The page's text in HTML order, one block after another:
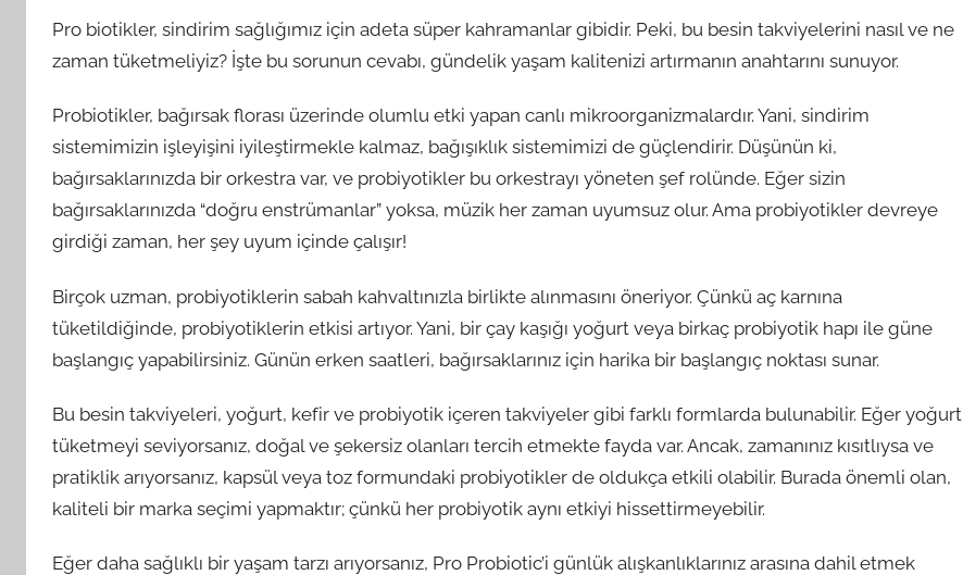
Pro biotikler, sindirim sağlığımız için adeta süper kahramanlar gibidir. Peki, bu besin takviyelerini nasıl ve ne
zaman tüketmeliyiz? İşte bu sorunun cevabı, gündelik yaşam kalitenizi artırmanın anahtarını sunuyor.
Probiotikler, bağırsak florası üzerinde olumlu etki yapan canlı mikroorganizmalardır. Yani, sindirim
sistemimizin işleyişini iyileştirmekle kalmaz, bağışıklık sistemimizi de güçlendirir. Düşünün ki,
bağırsaklarınızda bir orkestra var, ve probiyotikler bu orkestrayı yöneten şef rolünde. Eğer sizin
bağırsaklarınızda “doğru enstrümanlar” yoksa, müzik her zaman uyumsuz olur. Ama probiyotikler devreye
girdiği zaman, her şey uyum içinde çalışır!
Birçok uzman, probiyotiklerin sabah kahvaltınızla birlikte alınmasını öneriyor. Çünkü aç karnına
tüketildiğinde, probiyotiklerin etkisi artıyor. Yani, bir çay kaşığı yoğurt veya birkaç probiyotik hapı ile güne
başlangıç yapabilirsiniz. Günün erken saatleri, bağırsaklarınız için harika bir başlangıç noktası sunar.
Bu besin takviyeleri, yoğurt, kefir ve probiyotik içeren takviyeler gibi farklı formlarda bulunabilir. Eğer yoğurt
tüketmeyi seviyorsanız, doğal ve şekersiz olanları tercih etmekte fayda var. Ancak, zamanınız kısıtlıysa ve
pratiklik arıyorsanız, kapsül veya toz formundaki probiyotikler de oldukça etkili olabilir. Burada önemli olan,
kaliteli bir marka seçimi yapmaktır; çünkü her probiyotik aynı etkiyi hissettirmeyebilir.
Eğer daha sağlıklı bir yaşam tarzı arıyorsanız, Pro Probiotic’i günlük alışkanlıklarınız arasına dahil etmek